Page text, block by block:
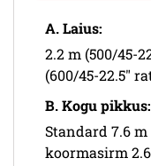
A. Laius:
2.2 m (500/45-
(600/45-22.5"
B. Kogu pikkus:
Standard 7.6
koormasirm